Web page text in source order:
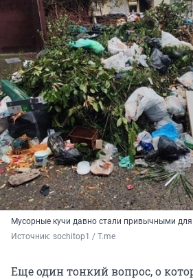
Мусорные кучи давно стали привычными для
Источник: sochitop1 / T.me
Еще один тонкий вопрос, о